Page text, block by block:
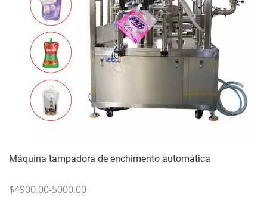
Máquina tampadora de enchimento automática
$4900.00-5000.00